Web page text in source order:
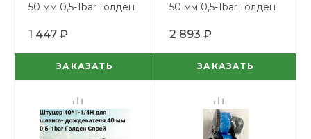
50 мм 0,5-1bar Голден
1 447 ₽
ЗАКАЗАТЬ
50 мм 0,5-1bar Голден
2 893 ₽
ЗАКАЗАТЬ